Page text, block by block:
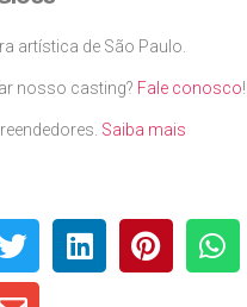
artística de São Paulo.
nosso casting? Fale conosco!
Saiba mais